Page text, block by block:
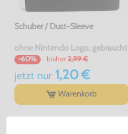
Schuber / Dust-Sleeve
ohne Nintendo Logo, gebraucht
-60% bisher 2,99 €
jetzt nur1,20 €
Warenkorb